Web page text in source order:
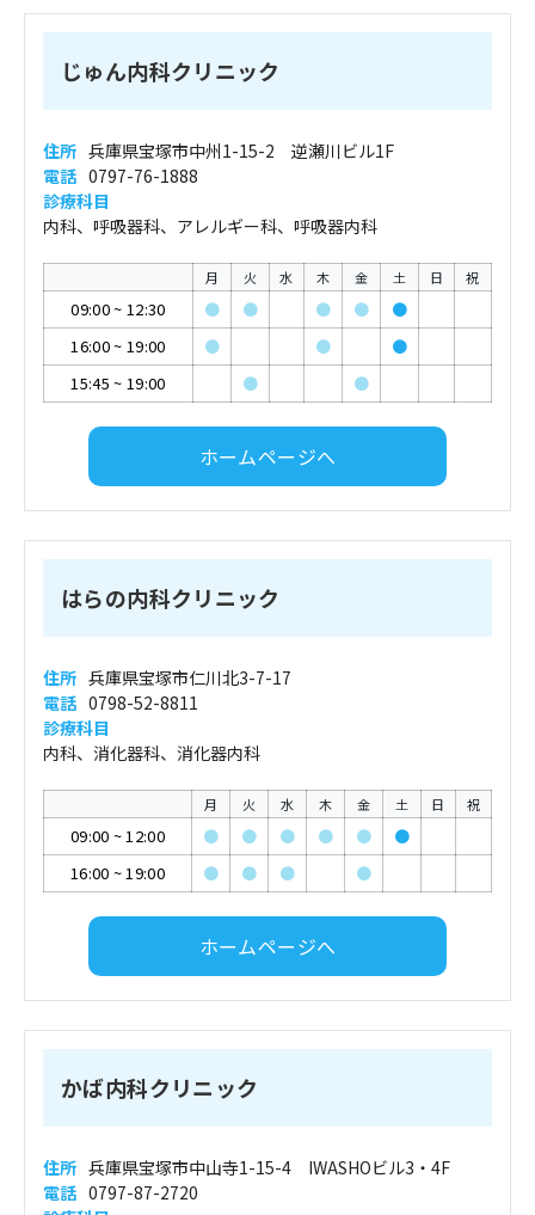
じゅん内科クリニック
住所 兵庫県宝塚市中州1-15-2 逆瀬川ビル1F
電話 0797-76-1888
診療科目
内科、呼吸器科、アレルギー科、呼吸器内科
月 火 水 木 金 土 日 祝
09:00~ 12:30 ● ● ● ●
●
16:00~ 19:00 ● ●
●
15:45 ~ 19:00 ● ●
ホームページへ
はらの内科クリニック
住所 兵庫県宝塚市仁川北3-7-17
電話 0798-52-8811
診療科目
内科、消化器科、消化器内科
月 火 水 木 金 土 日 祝
09:00 ~12:00 ● ● ● ● ●
●
16:00 ~19:00 ● ● ● ●
ホームページへ
かば内科クリニック
住所 兵庫県宝塚市中山寺1-15-4 IWASHOビル3・4F
電話 0797-87-2720